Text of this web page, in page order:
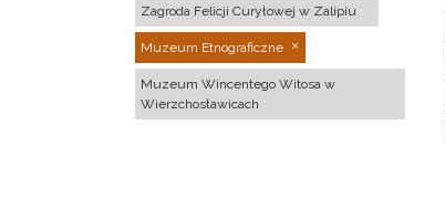
Zagroda Felicji Curyłowej w Zalipiu
Muzeum Etnograficzne
Muzeum Wincentego Witosa w
Wierzchosławicach